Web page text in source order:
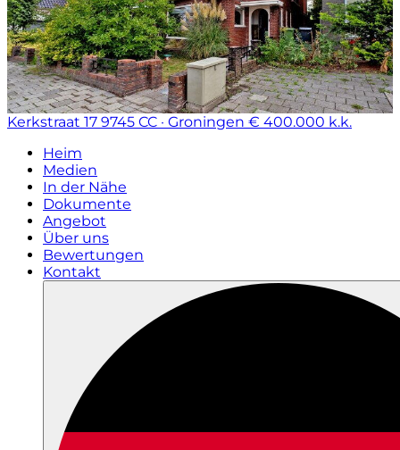
Kerkstraat 17 9745 CC · Groningen € 400.000 k.k.
Heim
Medien
In der Nähe
Dokumente
Angebot
Über uns
Bewertungen
Kontakt